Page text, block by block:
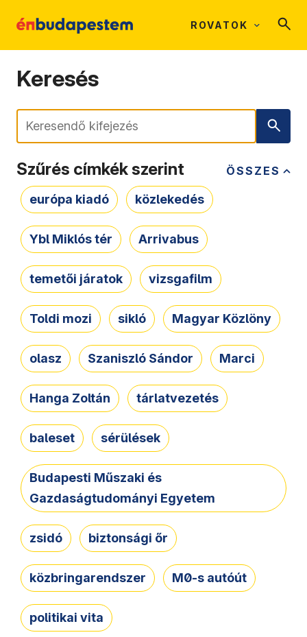
ROVATOK
Keresés
Keresés
ÖSSZES
Szűrés címkék szerint
európa kiadó közlekedés
Ybl Miklós tér Arrivabus
temetői járatok vizsgafilm
Toldi mozi sikló Magyar Közlöny
olasz Szaniszló Sándor Marci
Hanga Zoltán tárlatvezetés
baleset sérülések
Budapesti Műszaki és
Gazdaságtudományi Egyetem
zsidó biztonsági őr
közbringarendszer M0-s autóút
politikai vita